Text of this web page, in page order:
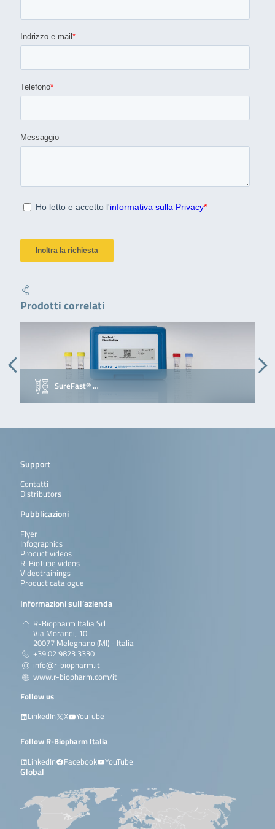
Prodotti correlati
SureFast® …
Support
Contatti
Distributors
Pubblicazioni
Flyer
Infographics
Product videos
R-BioTube videos
Videotrainings
Product catalogue
Informazioni sull’azienda
R-Biopharm Italia Srl
Via Morandi, 10
20077 Melegnano (MI) - Italia
+39 02 9823 3330
info@r-biopharm.it
www.r-biopharm.com/it
Follow us
LinkedIn
X YouTube
Follow R-Biopharm Italia
LinkedIn
Facebook YouTube
Global